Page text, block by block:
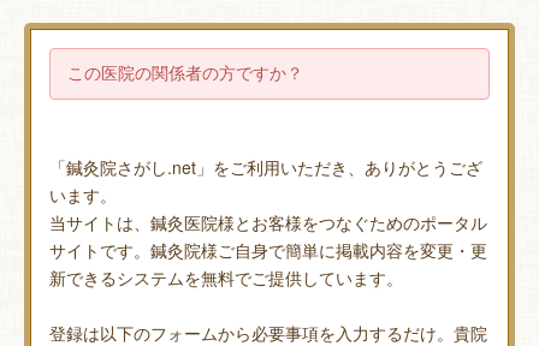
この医院の関係者の方ですか？
「鍼灸院さがし.net」をご利用いただき、ありがとうござ
います。
当サイトは、鍼灸医院様とお客様をつなぐためのポータル
サイトです。鍼灸院様ご自身で簡単に掲載内容を変更・更
新できるシステムを無料でご提供しています。
登録は以下のフォームから必要事項を入力するだけ。貴院